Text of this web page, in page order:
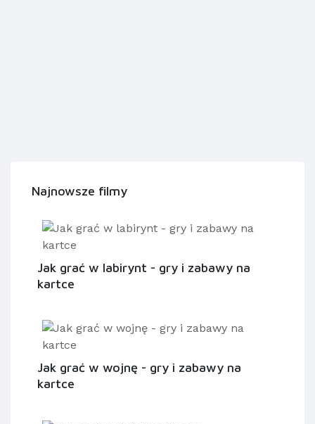
Najnowsze filmy
Jak grać w labirynt - gry i zabawy na
kartce
Jak grać w wojnę - gry i zabawy na
kartce